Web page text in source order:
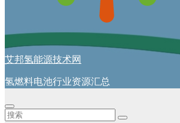
艾邦氢能源技术网
氢燃料电池行业资源汇总